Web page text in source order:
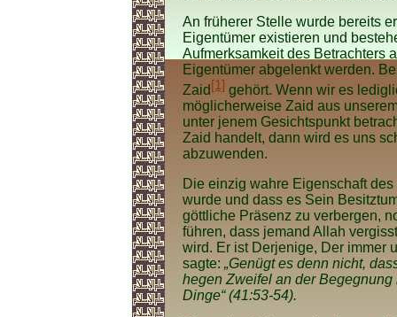
An früherer Stelle wurde bereits
Eigentümer existieren und
Aufmerksamkeit des Betrachters
Eigentümer abgelenkt werden.
Zaid [1] gehört. Wenn wir es
möglicherweise Zaid aus
unter jenem Gesichtspunkt
Zaid handelt, dann wird es uns
abzuwenden.
Die einzig wahre Eigenschaft
wurde und dass es Sein
göttliche Präsenz zu verbergen,
führen, dass jemand Allah
wird. Er ist Derjenige, Der immer
sagte: „Genügt es denn nicht,
hegen Zweifel an der
Dinge“ (41:53-54).